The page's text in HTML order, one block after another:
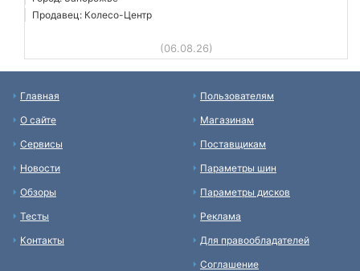
Продавец: Колесо-Центр
(06.08.26)
Главная
О сайте
Сервисы
Новости
Обзоры
Тесты
Контакты
Пользователям
Магазинам
Поставщикам
Параметры шин
Параметры дисков
Реклама
Для правообладателей
Соглашение